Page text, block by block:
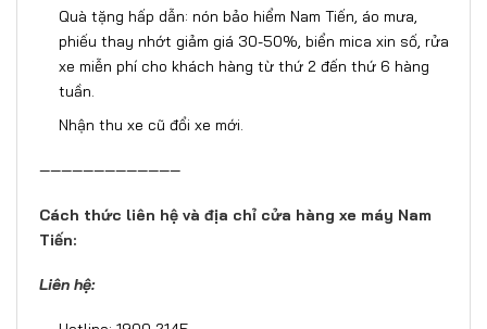
Quà tặng hấp dẫn: nón bảo hiểm Nam Tiến, áo mưa,
phiếu thay nhớt giảm giá 30-50%, biển mica xin số, rửa
xe miễn phí cho khách hàng từ thứ 2 đến thứ 6 hàng
tuần.
Nhận thu xe cũ đổi xe mới.
—————————————
Cách thức liên hệ và địa chỉ cửa hàng xe máy Nam
Tiến:
Liên hệ: